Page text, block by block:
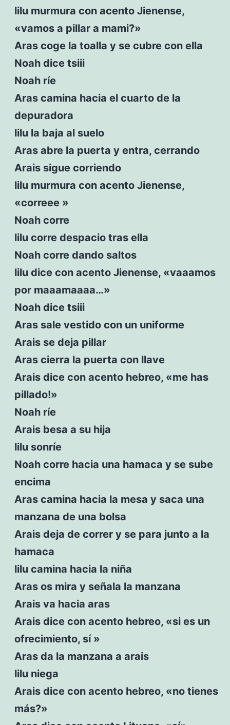
lilu murmura con acento Jienense,
«vamos a pillar a mami?»
Aras coge la toalla y se cubre con ella
Noah dice tsiii
Noah ríe
Aras camina hacia el cuarto de la
depuradora
lilu la baja al suelo
Aras abre la puerta y entra, cerrando
Arais sigue corriendo
lilu murmura con acento Jienense,
«correee »
Noah corre
lilu corre despacio tras ella
Noah corre dando saltos
lilu dice con acento Jienense, «vaaamos
por maaamaaaa…»
Noah dice tsiii
Aras sale vestido con un uniforme
Arais se deja pillar
Aras cierra la puerta con llave
Arais dice con acento hebreo, «me has
pillado!»
Noah ríe
Arais besa a su hija
lilu sonríe
Noah corre hacia una hamaca y se sube
encima
Aras camina hacia la mesa y saca una
manzana de una bolsa
Arais deja de correr y se para junto a la
hamaca
lilu camina hacia la niña
Aras os mira y señala la manzana
Arais va hacia aras
Arais dice con acento hebreo, «si es un
ofrecimiento, sí »
Aras da la manzana a arais
lilu niega
Arais dice con acento hebreo, «no tienes
más?»